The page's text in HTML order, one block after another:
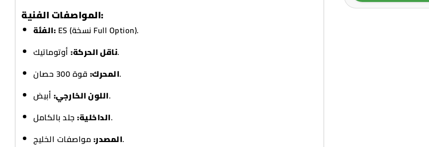
المواصفات الفنية:
الفئة:
ES (نسخة Full Option).
ناقل الحركة:أوتوماتيك.
المحرك:قوة 300 حصان.
اللون الخارجي:أبيض.
الداخلية:جلد بالكامل.
المصدر:مواصفات الخليج.